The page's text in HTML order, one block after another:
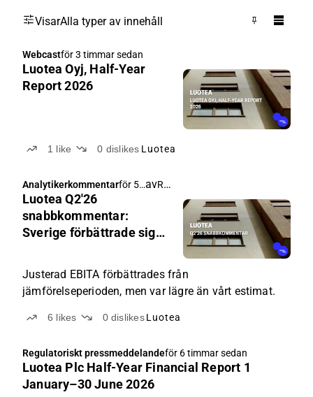
VisarAlla typer av innehåll
Webcastför 3 timmar sedan
Luotea Oyj, Half-Year
Report 2026
1 like 0 dislikes Luotea
Analytikerkommentarför 5
ar
sedan
av Rauli Juva
Luotea Q2'26
snabbkommentar:
Sverige förbättrade sig
Justerad EBITA förbättrades från
jämförelseperioden, men var lägre än vårt estimat.
6 likes 0 dislikes Luotea
Regulatoriskt pressmeddelandeför 6 timmar sedan
Luotea Plc Half-Year Financial Report 1
January–30 June 2026